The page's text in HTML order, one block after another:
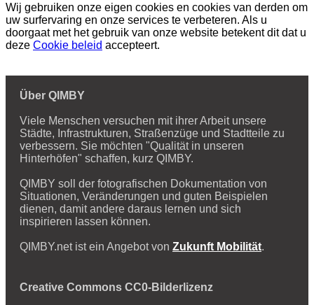
Wij gebruiken onze eigen cookies en cookies van derden om
uw surfervaring en onze services te verbeteren. Als u
doorgaat met het gebruik van onze website betekent dit dat u
deze Cookie beleid accepteert.
Über QIMBY
Viele Menschen versuchen mit ihrer Arbeit unsere
Städte, Infrastrukturen, Straßenzüge und Stadtteile zu
verbessern. Sie möchten "Qualität in unseren
Hinterhöfen" schaffen, kurz QIMBY.
QIMBY soll der fotografischen Dokumentation von
Situationen, Veränderungen und guten Beispielen
dienen, damit andere daraus lernen und sich
inspirieren lassen können.
QIMBY.net ist ein Angebot von Zukunft Mobilität.
Creative Commons CC0-Bilderlizenz